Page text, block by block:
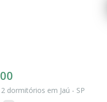
dormitórios em Jaú - SP